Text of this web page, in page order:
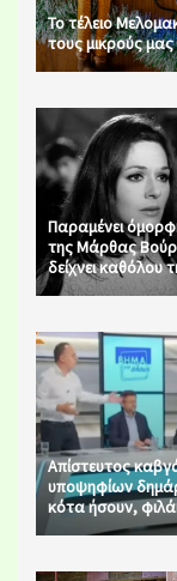
Το τέλειο
τους μικρούς
Παραμένει
της Μάρθας
δείχνει καθόλου
Απίστευτος
υποψηφίων
κότα ήσουν,